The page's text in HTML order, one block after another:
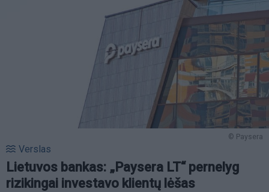
© Paysera
Verslas
Lietuvos bankas: „Paysera LT“ pernelyg
rizikingai investavo klientų lėšas